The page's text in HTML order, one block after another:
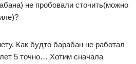
не пробовали сточить(можно
Как будто барабан не работал
5 точно… Хотим сначала